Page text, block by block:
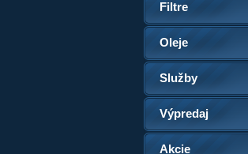
Filtre
Oleje
Služby
Výpredaj
Akcie